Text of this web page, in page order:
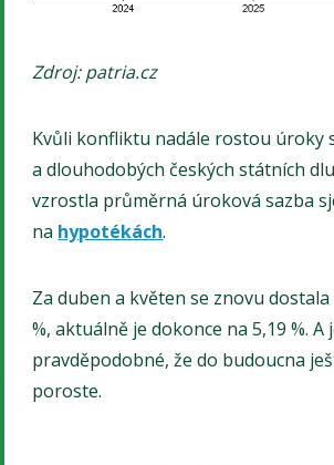
Zdroj: patria.cz
Kvůli konfliktu nadále rostou úroky
a dlouhodobých českých státních
vzrostla průměrná úroková sazba
na hypotékách.
Za duben a květen se znovu
%, aktuálně je dokonce na 5,19 %. A
pravděpodobné, že do budoucna
poroste.